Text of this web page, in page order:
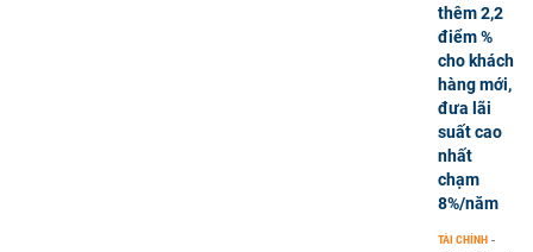
thêm 2,2
điểm %
cho khách
hàng mới,
đưa lãi
suất cao
nhất
chạm
8%/năm
TÀI CHÍNH -